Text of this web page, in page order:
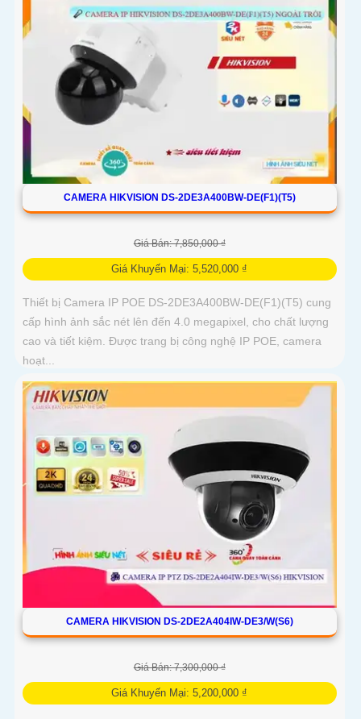
CAMERA HIKVISION DS-2DE3A400BW-DE(F1)(T5)
Giá Bán: 7,850,000 ₫
Giá Khuyến Mại: 5,520,000 ₫
Thiết bị Camera IP POE DS-2DE3A400BW-DE(F1)(T5) cung
cấp hình ảnh sắc nét lên đến 4.0 megapixel, cho chất lượng
cao và tiết kiệm. Được trang bị công nghệ IP POE, camera
hoạt...
CAMERA HIKVISION DS-2DE2A404IW-DE3/W(S6)
Giá Bán: 7,300,000 ₫
Giá Khuyến Mại: 5,200,000 ₫